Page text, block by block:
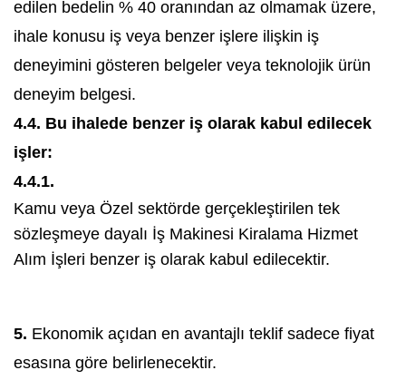
edilen bedelin % 40 oranından az olmamak üzere,
ihale konusu iş veya benzer işlere ilişkin iş
deneyimini gösteren belgeler veya teknolojik ürün
deneyim belgesi.
4.4. Bu ihalede benzer iş olarak kabul edilecek
işler:
4.4.1.
Kamu veya Özel sektörde gerçekleştirilen tek
sözleşmeye dayalı İş Makinesi Kiralama Hizmet
Alım İşleri benzer iş olarak kabul edilecektir.
5. Ekonomik açıdan en avantajlı teklif sadece fiyat
esasına göre belirlenecektir.